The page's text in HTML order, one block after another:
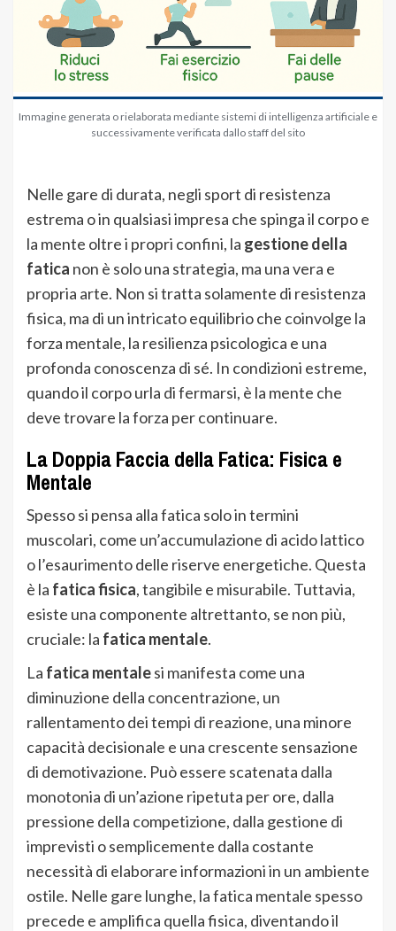
Immagine generata o rielaborata mediante sistemi di intelligenza artificiale e
successivamente verificata dallo staff del sito
Nelle gare di durata, negli sport di resistenza
estrema o in qualsiasi impresa che spinga il corpo e
la mente oltre i propri confini, la gestione della
fatica non è solo una strategia, ma una vera e
propria arte. Non si tratta solamente di resistenza
fisica, ma di un intricato equilibrio che coinvolge la
forza mentale, la resilienza psicologica e una
profonda conoscenza di sé. In condizioni estreme,
quando il corpo urla di fermarsi, è la mente che
deve trovare la forza per continuare.
La Doppia Faccia della Fatica: Fisica e
Mentale
Spesso si pensa alla fatica solo in termini
muscolari, come un’accumulazione di acido lattico
o l’esaurimento delle riserve energetiche. Questa
è la fatica fisica, tangibile e misurabile. Tuttavia,
esiste una componente altrettanto, se non più,
cruciale: la fatica mentale.
La fatica mentalesi manifesta come una
diminuzione della concentrazione, un
rallentamento dei tempi di reazione, una minore
capacità decisionale e una crescente sensazione
di demotivazione. Può essere scatenata dalla
monotonia di un’azione ripetuta per ore, dalla
pressione della competizione, dalla gestione di
imprevisti o semplicemente dalla costante
necessità di elaborare informazioni in un ambiente
ostile. Nelle gare lunghe, la fatica mentale spesso
precede e amplifica quella fisica, diventando il